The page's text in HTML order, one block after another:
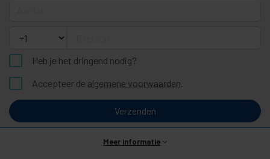
Heb je het dringend nodig?
Accepteer de algemene voorwaarden.
Verzenden
Meer informatie